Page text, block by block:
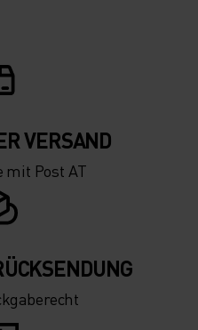
VERSAND
mit Post AT